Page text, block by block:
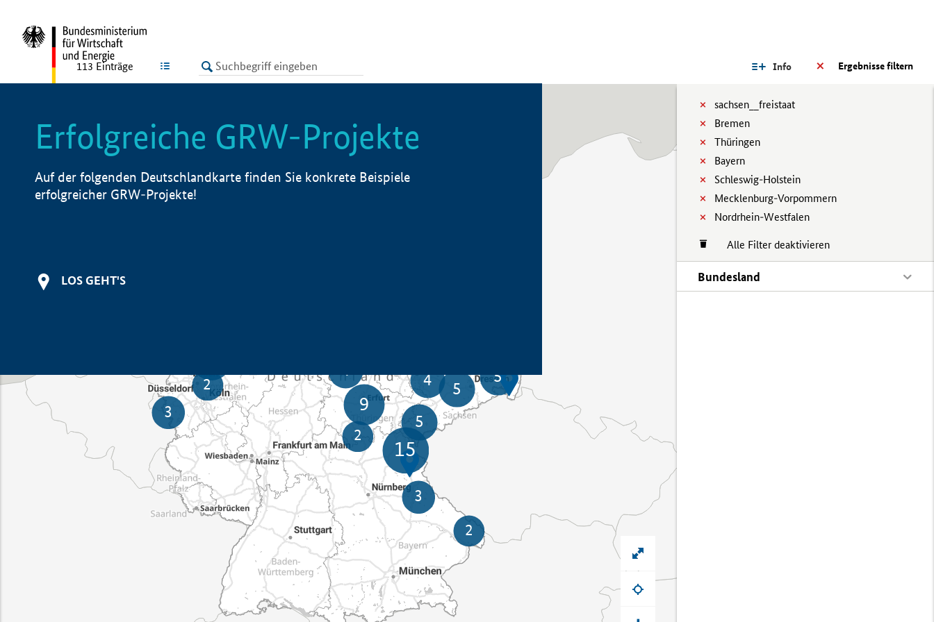
LISTE Ergebnisse filtern
Info
sachsen__freistaat
Bremen
Thüringen
Bayern
Schleswig-Holstein
Mecklenburg-Vorpommern
Nordrhein-Westfalen
Alle Filter deaktivieren
Bundesland
113 Einträge
Erfolgreiche GRW-Projekte
Auf der folgenden Deutschlandkarte finden Sie konkrete Beispiele
erfolgreicher GRW-Projekte!
LOS GEHT'S